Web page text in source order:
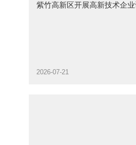
紫竹高新区开展高新技术企业
2026-07-21